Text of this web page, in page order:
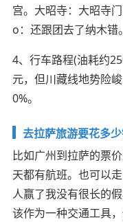
宫。大昭寺：大昭寺
o：还跟团去了纳木错。
4、行车路程(油耗约
元，但川藏线地势险
0%。
去拉萨旅游要花多
比如广州到拉萨的票
天都有航班。也可以
人赢了我没有很长的
该作为一种交通工具，